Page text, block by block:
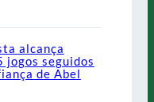
alcança
jogos seguidos
de Abel